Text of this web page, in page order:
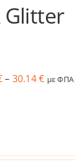
Glitter
– 30.14€Price
με ΦΠΑ